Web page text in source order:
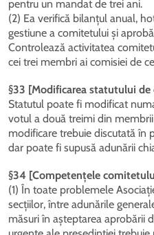
pentru un mandat de trei ani.
(2) Ea verifică bilanțul anual,
gestiune a comitetului și
Controlează activitatea
cei trei membri ai comisiei de
§33 [Modificarea statutului de
Statutul poate fi modificat
votul a două treimi din
modificare trebuie discutată în
dar poate fi supusă adunării
§34 [Competențele
(1) În toate problemele
secțiilor, între adunările
măsuri în așteptarea aprobării